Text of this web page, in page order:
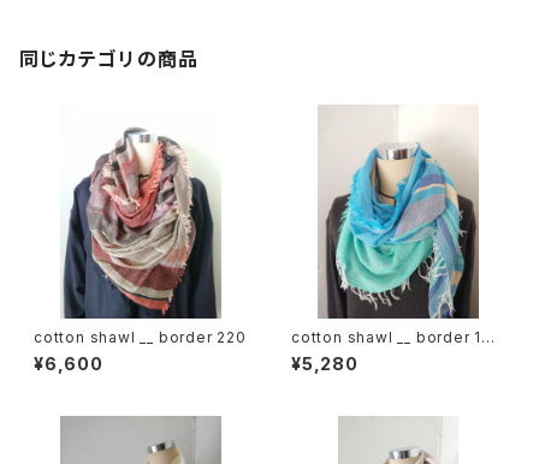
同じカテゴリの商品
cotton shawl __ border 220
¥6,600
cotton shawl __ border 160
海嶺w
¥5,280